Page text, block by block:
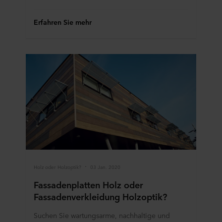
Datenschutzhinweisen
Erfahren Sie mehr
Holz oder Holzoptik? 03 Jan. 2020
Fassadenplatten Holz oder
Fassadenverkleidung Holzoptik?
Suchen Sie wartungsarme, nachhaltige und